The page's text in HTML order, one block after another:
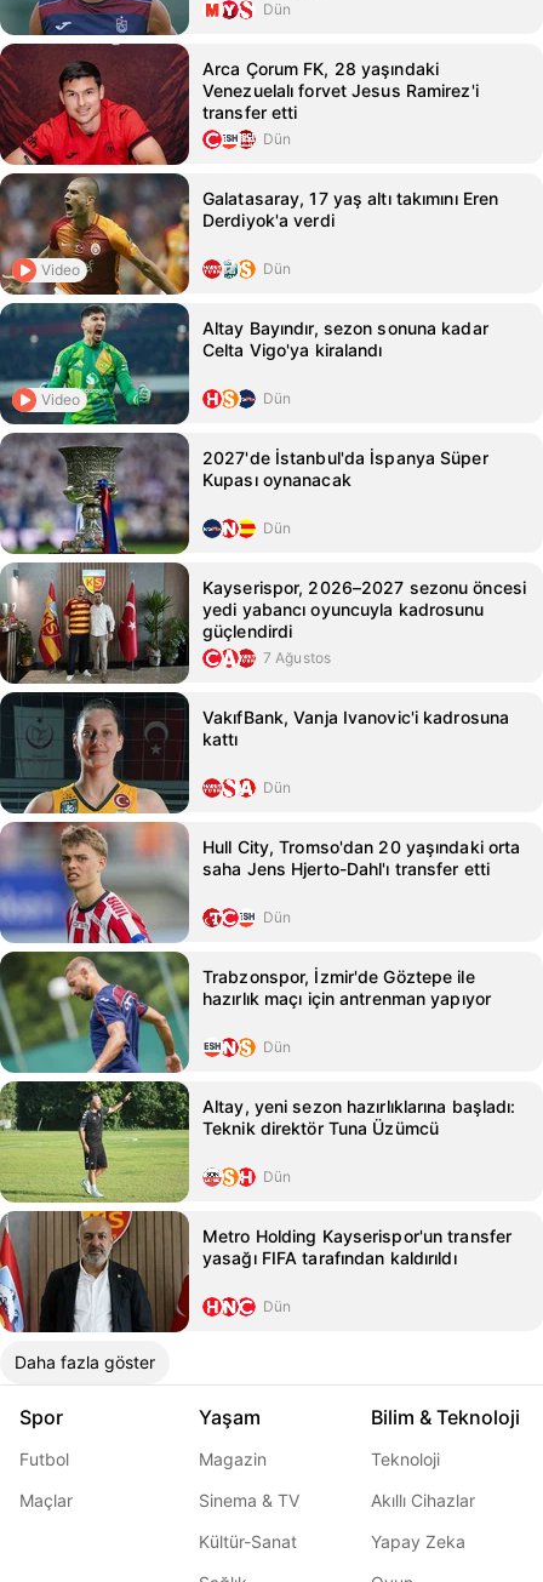
Dün
Arca Çorum FK, 28 yaşındaki
Venezuelalı forvet Jesus Ramirez'i
transfer etti
Dün
Video
Galatasaray, 17 yaş altı takımını Eren
Derdiyok'a verdi
Dün
Video
Altay Bayındır, sezon sonuna kadar
Celta Vigo'ya kiralandı
Dün
2027'de İstanbul'da İspanya Süper
Kupası oynanacak
Dün
Kayserispor, 2026–2027 sezonu öncesi
yedi yabancı oyuncuyla kadrosunu
güçlendirdi
7 Ağustos
VakıfBank, Vanja Ivanovic'i kadrosuna
kattı
Dün
Hull City, Tromso'dan 20 yaşındaki orta
saha Jens Hjerto-Dahl'ı transfer etti
Dün
Trabzonspor, İzmir'de Göztepe ile
hazırlık maçı için antrenman yapıyor
Dün
Altay, yeni sezon hazırlıklarına başladı:
Teknik direktör Tuna Üzümcü
Dün
Metro Holding Kayserispor'un transfer
yasağı FIFA tarafından kaldırıldı
Dün
Daha fazla göster
Spor
Futbol
Maçlar
Yaşam
Magazin
Sinema & TV
Kültür-Sanat
Bilim & Teknoloji
Teknoloji
Akıllı Cihazlar
Yapay Zeka